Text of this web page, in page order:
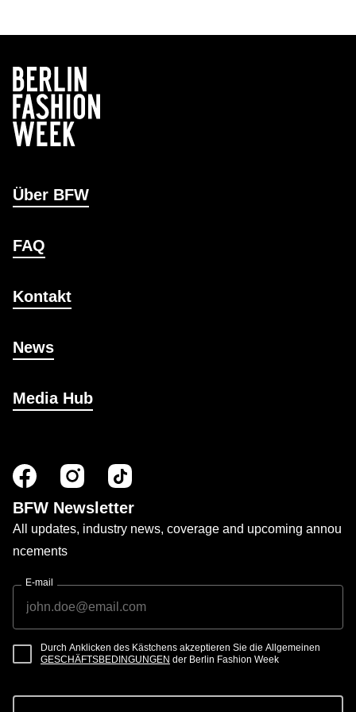
Über BFW
FAQ
Kontakt
News
Media Hub
BFW Newsletter
All updates, industry news, coverage and upcoming annou
ncements
E-mail
Durch Anklicken des Kästchens akzeptieren Sie die Allgemeinen
GESCHÄFTSBEDINGUNGEN der Berlin Fashion Week